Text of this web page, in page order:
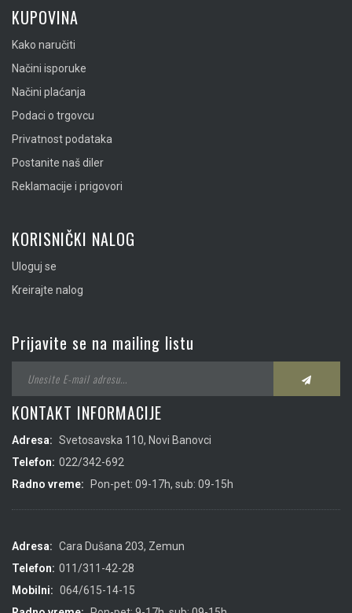
KUPOVINA
Kako naručiti
Načini isporuke
Načini plaćanja
Podaci o trgovcu
Privatnost podataka
Postanite naš diler
Reklamacije i prigovori
KORISNIČKI NALOG
Uloguj se
Kreirajte nalog
Prijavite se na mailing listu
KONTAKT INFORMACIJE
Adresa: Svetosavska 110, Novi Banovci
Telefon: 022/342-692
Radno vreme:
Pon-pet: 09-17h, sub: 09-15h
Adresa: Cara Dušana 203, Zemun
Telefon: 011/311-42-28
Mobilni: 064/615-14-15